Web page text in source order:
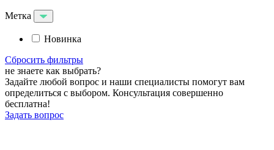
Метка
Новинка
Сбросить фильтры
не знаете как выбрать?
Задайте любой вопрос и наши специалисты помогут вам
определиться с выбором. Консультация совершенно
бесплатна!
Задать вопрос